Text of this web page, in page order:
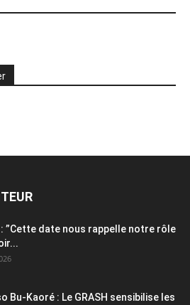
”Cette date nous rappelle notre rôle
Bu-Kaoré : Le GRASH sensibilise les